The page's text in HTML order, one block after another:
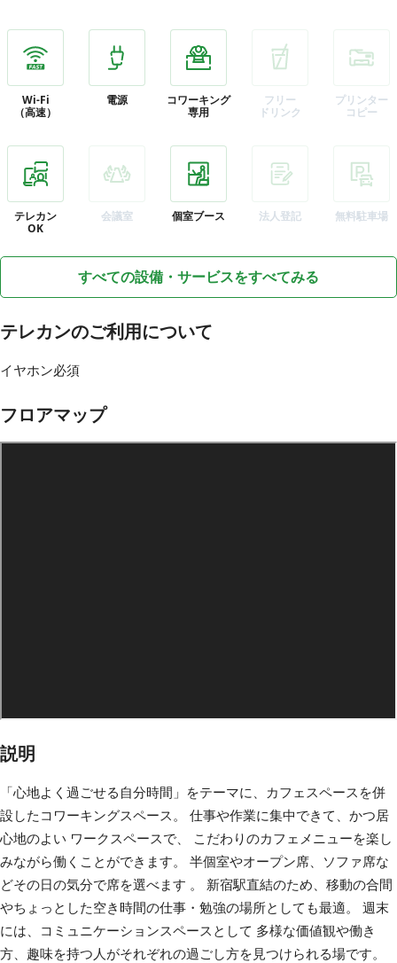
Wi-Fi
（高速）
電源
コワーキング
専用
フリー
ドリンク
プリンター
コピー
テレカン
OK
会議室 個室ブース 法人登記 無料駐車場
すべての設備・サービスをすべてみる
テレカンのご利用について
イヤホン必須
フロアマップ
説明
「心地よく過ごせる自分時間」をテーマに、カフェスペースを併
設したコワーキングスペース。 仕事や作業に集中できて、かつ居
心地のよい ワークスペースで、 こだわりのカフェメニューを楽し
みながら働くことができます。 半個室やオープン席、ソファ席な
どその日の気分で席を選べます 。 新宿駅直結のため、移動の合間
やちょっとした空き時間の仕事・勉強の場所としても最適。 週末
には、コミュニケーションスペースとして 多様な価値観や働き
方、趣味を持つ人がそれぞれの過ごし方を見つけられる場です。